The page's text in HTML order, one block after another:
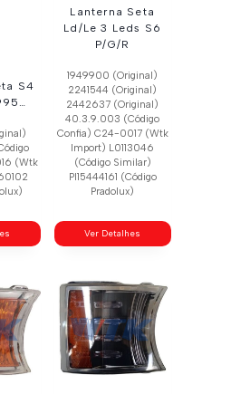
S4
(Wtk
Lanterna Seta
Ld/Le 3 Leds S6
P/G/R
1949900 (Original)
2241544 (Original)
2442637 (Original)
40.3.9.003 (Código
Confia) C24-0017 (Wtk
Import) L0113046
(Código Similar)
Pl15444161 (Código
Pradolux)
Ver Detalhes